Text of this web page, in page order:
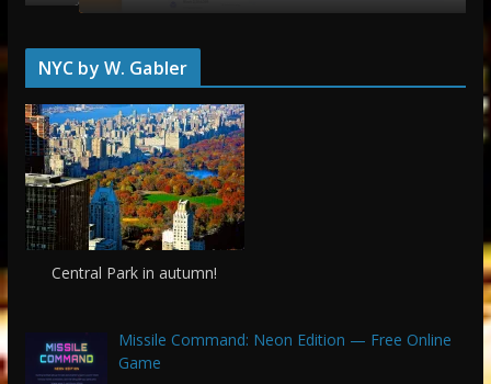
NYC by W. Gabler
Central Park in autumn!
Missile Command: Neon Edition — Free Online
Game